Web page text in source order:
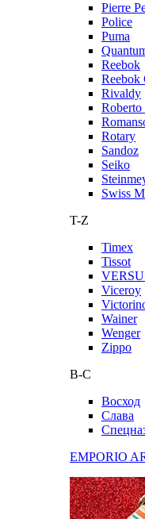
Pierre
Police
Puma
Reebok
Reebok
Rivaldy
Rotary
Sandoz
Seiko
Swiss
T-Z
Timex
Tissot
Viceroy
Wainer
Wenger
Zippo
В-С
Восход
Слава
EMPORIO